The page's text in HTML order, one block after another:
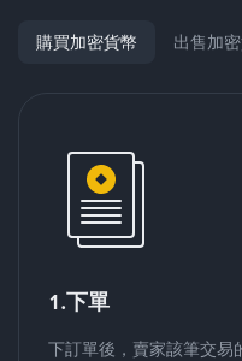
購買加密貨幣 出售加
1.下單
下訂單後，賣家該筆交易